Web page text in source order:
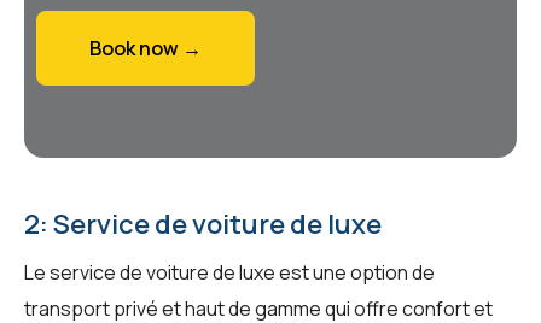
Book now →
2: Service de voiture de luxe
Le service de voiture de luxe est une option de
transport privé et haut de gamme qui offre confort et